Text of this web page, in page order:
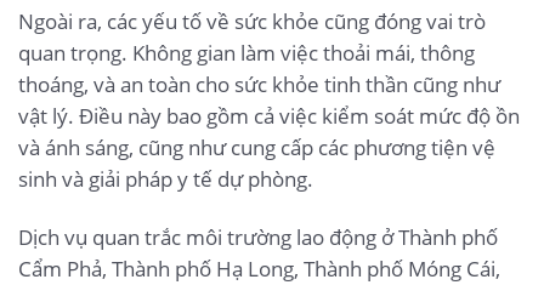
Ngoài ra, các yếu tố về sức khỏe cũng đóng vai trò
quan trọng. Không gian làm việc thoải mái, thông
thoáng, và an toàn cho sức khỏe tinh thần cũng như
vật lý. Điều này bao gồm cả việc kiểm soát mức độ ồn
và ánh sáng, cũng như cung cấp các phương tiện vệ
sinh và giải pháp y tế dự phòng.
Dịch vụ quan trắc môi trường lao động ở Thành phố
Cẩm Phả, Thành phố Hạ Long, Thành phố Móng Cái,